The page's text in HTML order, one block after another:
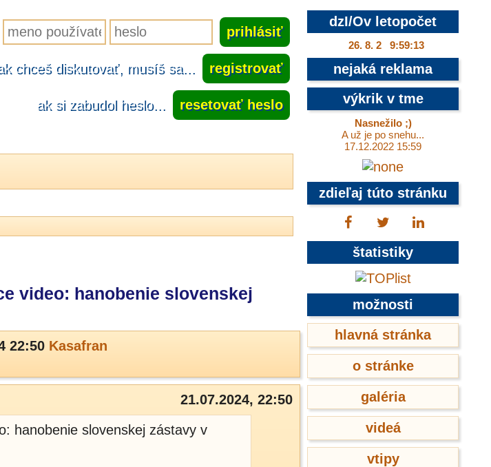
chceš diskutovať, musíš sa... registrovať
ak si zabudol heslo... resetovať heslo
video: hanobenie slovenskej
22:50 Kasafran
21.07.2024, 22:50
hanobenie slovenskej zástavy v
dzI/Ov letopočet
26. 8. 2 9:59:13
nejaká reklama
výkrik v tme
Nasnežilo ;)
A už je po snehu...
17.12.2022 15:59
zdieľaj túto stránku
štatistiky
možnosti
hlavná stránka
o stránke
galéria
videá
vtipy